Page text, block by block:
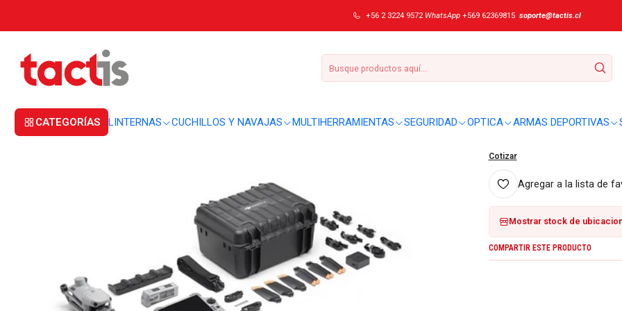
CATEGORÍAS LINTERNAS CUCHILLOS Y NAVAJAS MULTIHERRAMIENTAS SEGURIDAD OPTICA ARMAS DEPORTIVAS
+56 2 3224 9572 WhatsApp +569 62369815 soporte@tactis.cl
Drone DJI Matrice 4E profesional inspección
|
Drone DJI
No se entregaron detalles
Cotizar
Agregar a la lista de
Mostrar stock de
COMPARTIR ESTE PRODUCTO